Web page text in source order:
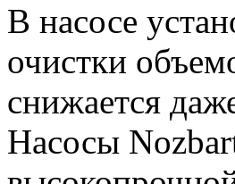
В насосе
очистки
снижается
Насосы